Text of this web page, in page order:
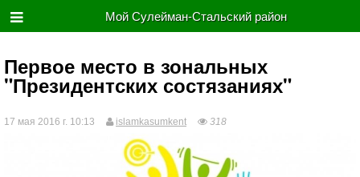
Мой Сулейман-Стальский район
Первое место в зональных
"Президентских состязаниях"
17 мая 2016 г. 10:13 islamkasumkent 318